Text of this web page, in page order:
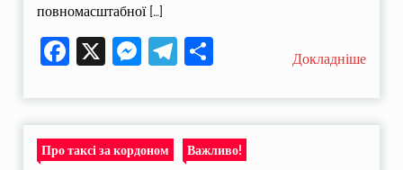
повномасштабної […]
Facebook
X Messenger
Telegram
Поділитися
Докладніше
Про таксі за кордоном Важливо!